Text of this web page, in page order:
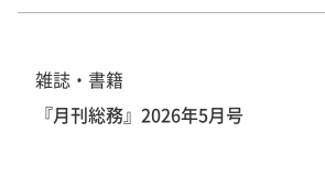
雑誌・書籍
『月刊総務』2026年5月号